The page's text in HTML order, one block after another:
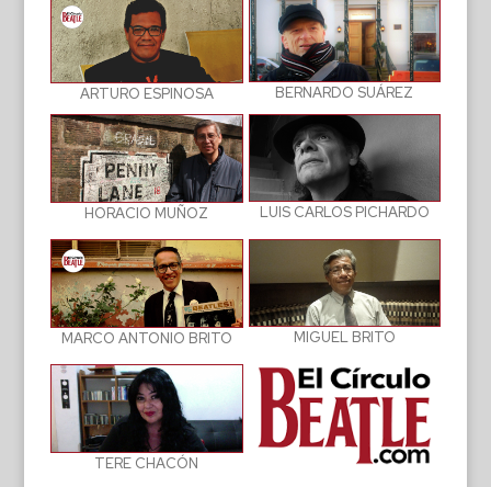
ARTURO ESPINOSA BERNARDO SUÁREZ
HORACIO MUÑOZ LUIS CARLOS PICHARDO
MARCO ANTONIO BRITO MIGUEL BRITO
TERE CHACÓN